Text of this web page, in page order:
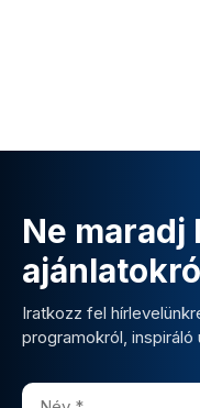
Ne maradj
Iratkozz fel
programokról, inspiráló